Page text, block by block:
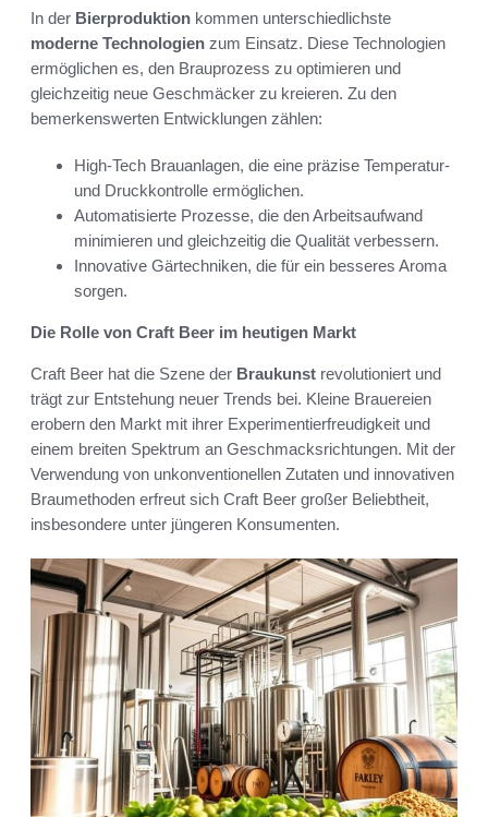
In der Bierproduktion kommen unterschiedlichste
moderne Technologien zum Einsatz. Diese Technologien
ermöglichen es, den Brauprozess zu optimieren und
gleichzeitig neue Geschmäcker zu kreieren. Zu den
bemerkenswerten Entwicklungen zählen:
High-Tech Brauanlagen, die eine präzise Temperatur-
und Druckkontrolle ermöglichen.
Automatisierte Prozesse, die den Arbeitsaufwand
minimieren und gleichzeitig die Qualität verbessern.
Innovative Gärtechniken, die für ein besseres Aroma
sorgen.
Die Rolle von Craft Beer im heutigen Markt
Craft Beer hat die Szene der Braukunst revolutioniert und
trägt zur Entstehung neuer Trends bei. Kleine Brauereien
erobern den Markt mit ihrer Experimentierfreudigkeit und
einem breiten Spektrum an Geschmacksrichtungen. Mit der
Verwendung von unkonventionellen Zutaten und innovativen
Braumethoden erfreut sich Craft Beer großer Beliebtheit,
insbesondere unter jüngeren Konsumenten.